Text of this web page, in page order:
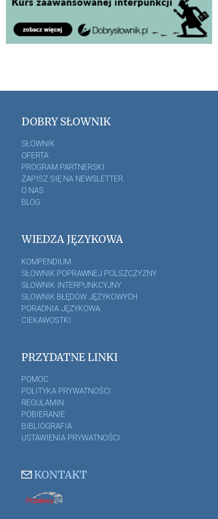
DOBRY SŁOWNIK
SŁOWNIK
OFERTA
PROGRAM PARTNERSKI
ZAPISZ SIĘ NA NEWSLETTER
O NAS
BLOG
WIEDZA JĘZYKOWA
KOMPENDIUM
SŁOWNIK POPRAWNEJ POLSZCZYZNY
SŁOWNIK INTERPUNKCYJNY
SŁOWNIK BŁĘDÓW JĘZYKOWYCH
PORADNIA JĘZYKOWA
CIEKAWOSTKI
PRZYDATNE LINKI
POMOC
POLITYKA PRYWATNOŚCI
REGULAMIN
POBIERANIE
BIBLIOGRAFIA
USTAWIENIA PRYWATNOŚCI
KONTAKT